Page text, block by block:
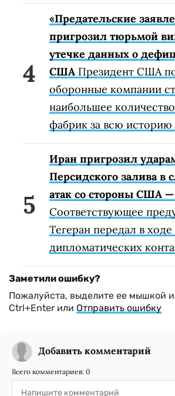
«Предательские
пригрозил тюрьмой
утечке данных о
США Президент США
оборонные компании
наибольшее
фабрик за всю
Иран пригрозил
Персидского залива в
атак со стороны США
Соответствующее
Тегеран передал в ходе
дипломатических
Заметили ошибку?
Пожалуйста, выделите ее мышкой
Ctrl+Enter или Отправить ошибку
Добавить комментарий
Всего комментариев: 0